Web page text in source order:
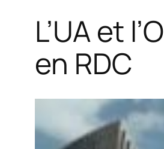
L’UA et
en RDC